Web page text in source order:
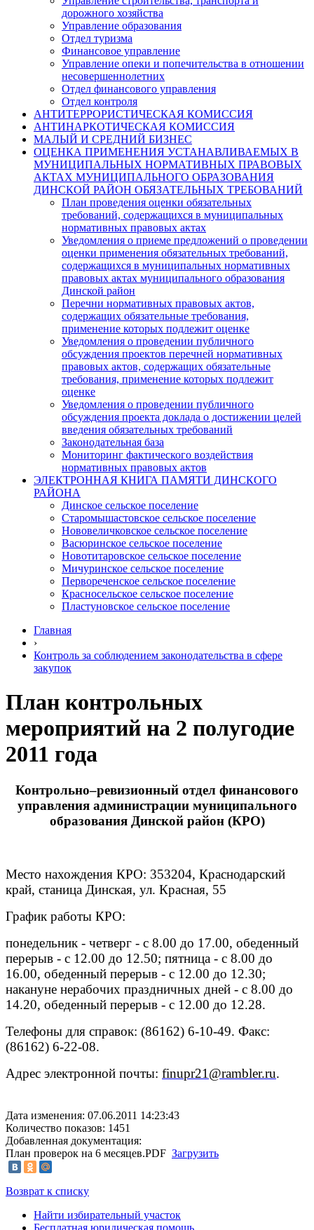
дорожного хозяйства
Управление образования
Отдел туризма
Финансовое управление
Управление опеки и попечительства в отношении
несовершеннолетних
Отдел финансового управления
Отдел контроля
АНТИТЕРРОРИСТИЧЕСКАЯ КОМИССИЯ
АНТИНАРКОТИЧЕСКАЯ КОМИССИЯ
МАЛЫЙ И СРЕДНИЙ БИЗНЕС
ОЦЕНКА ПРИМЕНЕНИЯ УСТАНАВЛИВАЕМЫХ В
МУНИЦИПАЛЬНЫХ НОРМАТИВНЫХ ПРАВОВЫХ
АКТАХ МУНИЦИПАЛЬНОГО ОБРАЗОВАНИЯ
ДИНСКОЙ РАЙОН ОБЯЗАТЕЛЬНЫХ ТРЕБОВАНИЙ
План проведения оценки обязательных
требований, содержащихся в муниципальных
нормативных правовых актах
Уведомления о приеме предложений о проведении
оценки применения обязательных требований,
содержащихся в муниципальных нормативных
правовых актах муниципального образования
Динской район
Перечни нормативных правовых актов,
содержащих обязательные требования,
применение которых подлежит оценке
Уведомления о проведении публичного
обсуждения проектов перечней нормативных
правовых актов, содержащих обязательные
требования, применение которых подлежит
оценке
Уведомления о проведении публичного
обсуждения проекта доклада о достижении целей
введения обязательных требований
Законодательная база
Мониторинг фактического воздействия
нормативных правовых актов
ЭЛЕКТРОННАЯ КНИГА ПАМЯТИ ДИНСКОГО
РАЙОНА
Динское сельское поселение
Старомышастовское сельское поселение
Нововеличковское сельское поселение
Васюринское сельское поселение
Новотитаровское сельское поселение
Мичуринское сельское поселение
Первореченское сельское поселение
Красносельское сельское поселение
Пластуновское сельское поселение
Главная
›
Контроль за соблюдением законодательства в сфере
закупок
План контрольных
мероприятий на 2 полугодие
2011 года
Контрольно–ревизионный отдел финансового
управления администрации муниципального
образования Динской район (КРО)
Место нахождения КРО: 353204, Краснодарский
край, станица Динская, ул. Красная, 55
График работы КРО:
понедельник - четверг - с 8.00 до 17.00, обеденный
перерыв - с 12.00 до 12.50; пятница - с 8.00 до
16.00, обеденный перерыв - с 12.00 до 12.30;
накануне нерабочих праздничных дней - с 8.00 до
14.20, обеденный перерыв - с 12.00 до 12.28.
Телефоны для справок: (86162) 6-10-49. Факс:
(86162) 6-22-08.
Адрес электронной почты: finupr21@rambler.ru.
Дата изменения: 07.06.2011 14:23:43
Количество показов: 1451
Добавленная документация:
План проверок на 6 месяцев.PDF Загрузить
Возврат к списку
Найти избирательный участок